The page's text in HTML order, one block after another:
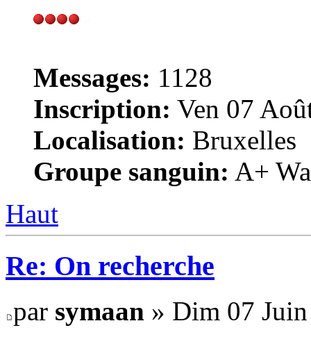
Messages: 1128
Inscription: Ven 07
Localisation: Bruxelles
Groupe sanguin: A+
Haut
Re: On recherche
par symaan » Dim 07